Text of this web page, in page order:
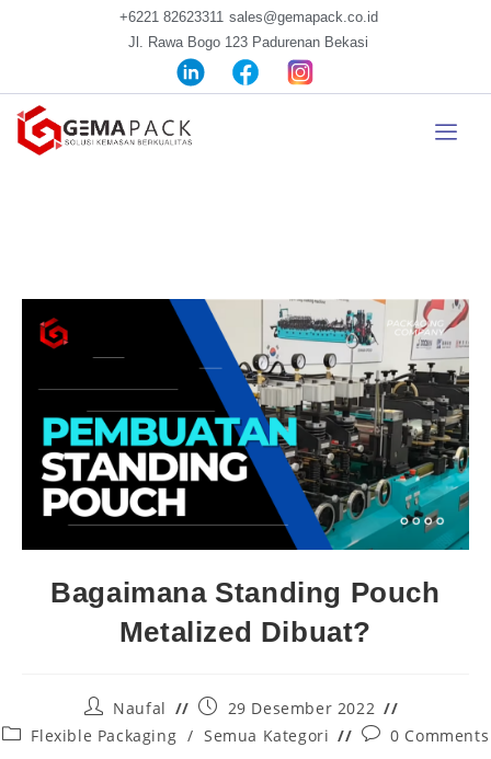
+6221 82623311 sales@gemapack.co.id
Jl. Rawa Bogo 123 Padurenan Bekasi
Bagaimana Standing Pouch
Metalized Dibuat?
Naufal
29 Desember 2022
Flexible Packaging / Semua Kategori 0 Comments